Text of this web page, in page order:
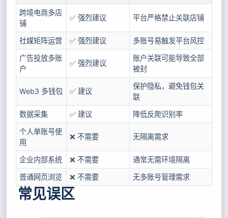
跨境电商多店
铺
✅ 强烈建议 平台严格禁止关联店铺
社媒矩阵运营 ✅ 强烈建议
多账号易触发平台风控
广告投放多账
户
✅ 强烈建议
账户关联可能导致全部
被封
Web3 多钱包 ✅ 建议
保护隐私，避免钱包关
联
数据采集
✅ 建议
降低反爬识别率
个人单账号使
用
❌ 不需要 无隔离需求
企业内部系统 ❌ 不需要
通常无需环境隔离
普通网页浏览
❌ 不需要 无多账号管理需求
常见误区